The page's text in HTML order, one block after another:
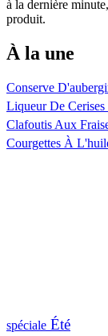
à la dernière
produit.
À la une
Conserve
Liqueur De
Clafoutis Aux
Courgettes À
spéciale Été